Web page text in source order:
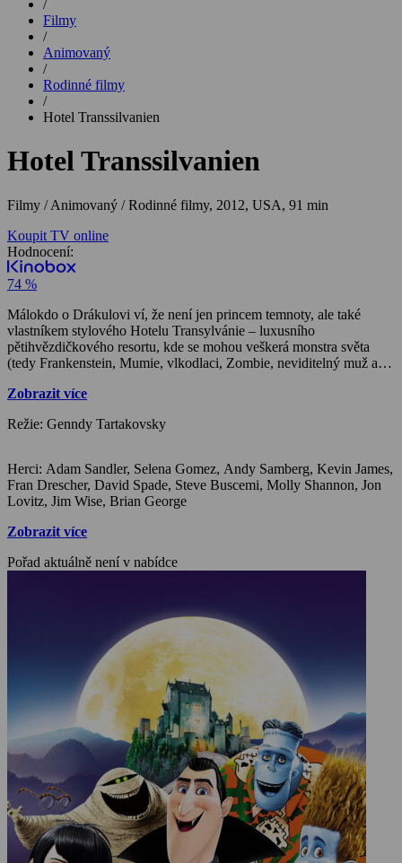
/
Filmy
/
Animovaný
/
Rodinné filmy
/
Hotel Transsilvanien
Hotel Transsilvanien
Filmy / Animovaný / Rodinné filmy, 2012, USA, 91 min
Koupit TV online
Hodnocení:
74 %
Málokdo o Drákulovi ví, že není jen princem temnoty, ale také
vlastníkem stylového Hotelu Transylvánie – luxusního
pětihvězdičkového resortu, kde se mohou veškerá monstra světa
(tedy Frankenstein, Mumie, vlkodlaci, Zombie, neviditelný muž a
bezpečném prostředí bez lidí. Ale pro Drákulu existuje ještě daleko
Transylvánie: aby ochránil Mavis, svoji milovanou náctiletou dceru.
skutečně děsí A navíc se blíží termín, kdy se budou ve velkém stylu
slavit narozeniny jeho milované Mavis, a v hotelu se nečekaně
objeví člověk…
Zobrazit více
Režie: Genndy Tartakovsky
Herci: Adam Sandler, Selena Gomez, Andy Samberg, Kevin James,
Fran Drescher, David Spade, Steve Buscemi, Molly Shannon, Jon
Lovitz, Jim Wise, Brian George
Zobrazit více
Pořad aktuálně není v nabídce